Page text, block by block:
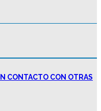
CONTACTO CON OTRAS